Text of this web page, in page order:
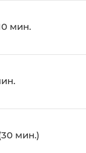
мин.
мин.)